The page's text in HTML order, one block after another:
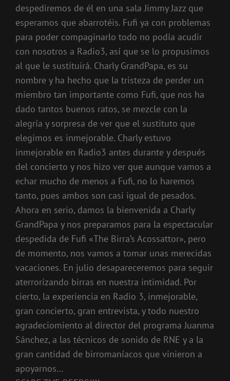
despediremos de él en una sala Jimmy Jazz que
esperamos que abarrotéis. Fufi ya con problemas
para poder compaginarlo todo no podía acudir
con nosotros a Radio3, así que se lo propusimos
al que le sustituirá. Charly GrandPapa, es su
nombre y ha hecho que la tristeza de perder un
miembro tan importante como Fufi, que nos ha
dado tantos buenos ratos, se mezcle con la
alegría y sorpresa de ver que el sustituto que
elegimos es inmejorable. Charly estuvo
inmejorable en Radio3 antes durante y después
del concierto y nos hizo ver que aunque vamos a
echar mucho de menos a Fufi, no lo haremos
tanto, pues ambos son casi igual de pesados.
Ahora en serio, damos la bienvenida a Charly
GrandPapa y nos preparamos para la espectacular
despedida de Fufi «The Birra’s Acossattor», pero
de momento, nos vamos a tomar unas merecidas
vacaciones. En julio desapareceremos para seguir
aterrorizando birras en nuestra intimidad. Por
cierto, la experiencia en Radio 3, inmejorable,
gran concierto, gran entrevista, y todo nuestro
agradeciomiento al director del programa Juanma
Sánchez, a las técnicos de sonido de RNE y a la
gran cantidad de birromaníacos que vinieron a
apoyarnos…